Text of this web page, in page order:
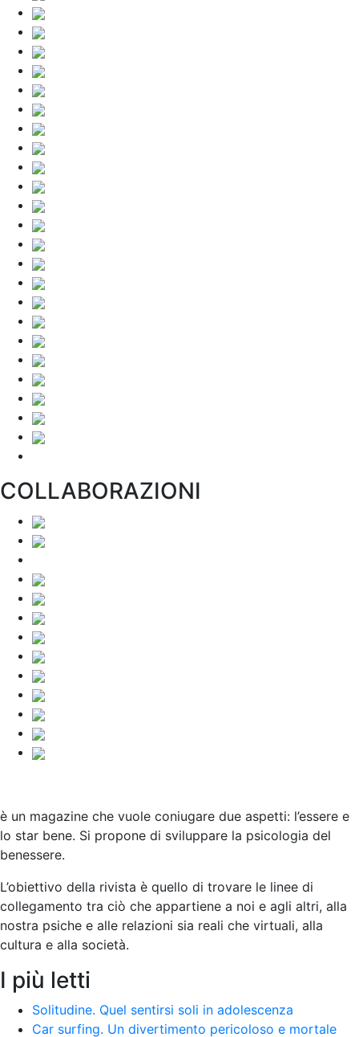
COLLABORAZIONI
è un magazine che vuole coniugare due aspetti: l’essere e
lo star bene. Si propone di sviluppare la psicologia del
benessere.
L’obiettivo della rivista è quello di trovare le linee di
collegamento tra ciò che appartiene a noi e agli altri, alla
nostra psiche e alle relazioni sia reali che virtuali, alla
cultura e alla società.
I più letti
Solitudine. Quel sentirsi soli in adolescenza
Car surfing. Un divertimento pericoloso e mortale